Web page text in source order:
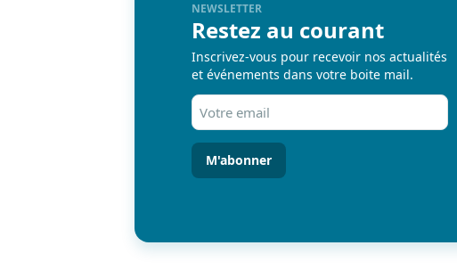
NEWSLETTER
Restez au courant
Inscrivez-vous pour recevoir nos actualités
et événements dans votre boite mail.
Votre
email
(Nécessaire)